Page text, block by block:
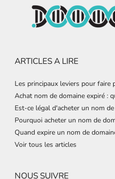
ARTICLES A LIRE
Les principaux leviers pour faire
Achat nom de domaine expiré :
Est-ce légal d'acheter un nom
Pourquoi acheter un nom de
Quand expire un nom de
Voir tous les articles
NOUS SUIVRE